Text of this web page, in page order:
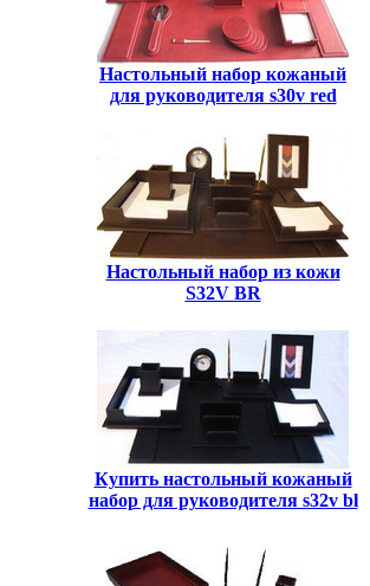
Настольный набор кожаный
для руководителя s30v red
Настольный набор из кожи
S32V BR
Купить настольный кожаный
набор для руководителя s32v bl